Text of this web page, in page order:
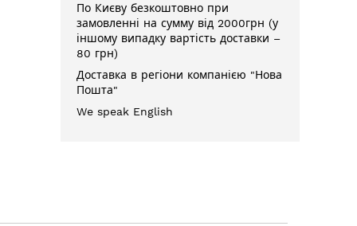
По Києву безкоштовно при
замовленні на сумму від 2000грн (у
іншому випадку вартість доставки –
80 грн)
Доставка в регіони компанією "Нова
Пошта"
We speak English